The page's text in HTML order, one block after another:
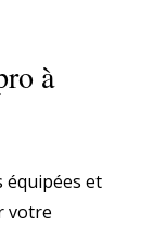
à
équipées et
votre